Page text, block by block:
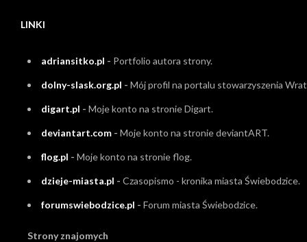
LINKI
adriansitko.pl - Portfolio autora strony.
dolny-slask.org.pl - Mój profil na portalu stowarzyszenia
digart.pl - Moje konto na stronie Digart.
deviantart.com - Moje konto na stronie deviantART.
flog.pl - Moje konto na stronie flog.
dzieje-miasta.pl - Czasopismo - kronika miasta Świebodzice.
forumswiebodzice.pl - Forum miasta Świebodzice.
Strony znajomych